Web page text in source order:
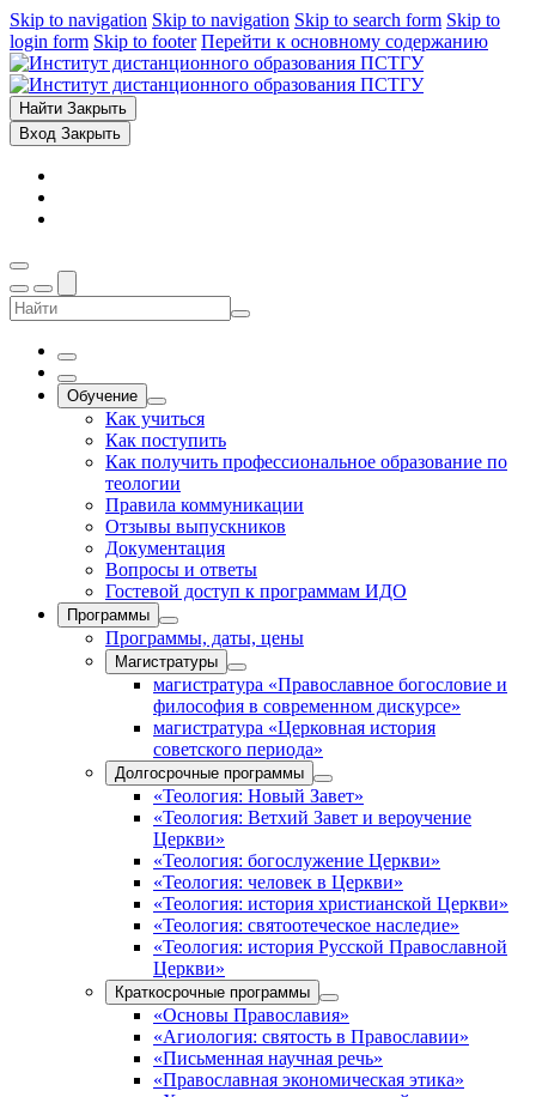
Skip to navigation Skip to navigation Skip to search form Skip to
login form Skip to footer Перейти к основному содержанию
Найти Закрыть
Вход Закрыть
Обучение
Как учиться
Как поступить
Как получить профессиональное образование по
теологии
Правила коммуникации
Отзывы выпускников
Документация
Вопросы и ответы
Гостевой доступ к программам ИДО
Программы
Программы, даты, цены
Магистратуры
магистратура «Православное богословие и
философия в современном дискурсе»
магистратура «Церковная история
советского периода»
Долгосрочные программы
«Теология: Новый Завет»
«Теология: Ветхий Завет и вероучение
Церкви»
«Теология: богослужение Церкви»
«Теология: человек в Церкви»
«Теология: история христианской Церкви»
«Теология: святоотеческое наследие»
«Теология: история Русской Православной
Церкви»
Краткосрочные программы
«Основы Православия»
«Агиология: святость в Православии»
«Письменная научная речь»
«Православная экономическая этика»